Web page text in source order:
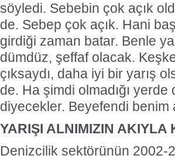
söyledi. Sebebin çok açık
de. Sebep çok açık. Hani
girdiği zaman batar. Benle
dümdüz, şeffaf olacak.
çıksaydı, daha iyi bir yarış
de. Ha şimdi olmadığı
diyecekler. Beyefendi benim
YARIŞI ALNIMIZIN AKIYLA
Denizcilik sektörünün 2002-